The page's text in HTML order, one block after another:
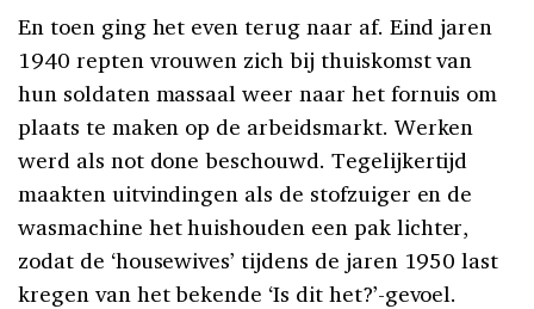
En toen ging het even terug naar af. Eind jaren
1940 repten vrouwen zich bij thuiskomst van
hun soldaten massaal weer naar het fornuis om
plaats te maken op de arbeidsmarkt. Werken
werd als not done beschouwd. Tegelijkertijd
maakten uitvindingen als de stofzuiger en de
wasmachine het huishouden een pak lichter,
zodat de ‘housewives’ tijdens de jaren 1950 last
kregen van het bekende ‘Is dit het?’-gevoel.